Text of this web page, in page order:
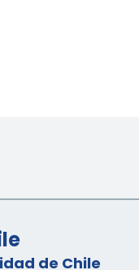
de Chile